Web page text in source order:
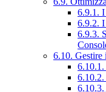
6.9.1.
6.9.2.
6.9.3.
6.10. Gestire
6.10.1.